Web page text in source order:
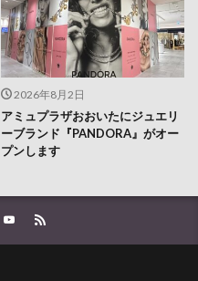
2026年8月2日
アミュプラザおおいたにジュエリ
ーブランド『PANDORA』がオー
プンします